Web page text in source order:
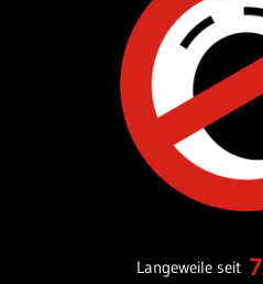
Langeweile seit